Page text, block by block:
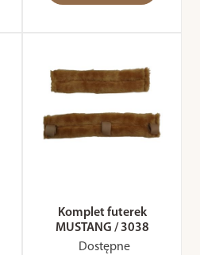
Komplet futerek
MUSTANG / 3038
Dostępne